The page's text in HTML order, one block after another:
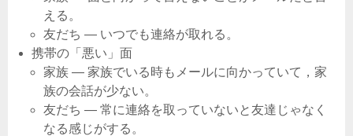
える。
友だち ― いつでも連絡が取れる。
携帯の「悪い」面
家族 ― 家族でいる時もメールに向かっていて，家
族の会話が少ない。
友だち ― 常に連絡を取っていないと友達じゃなく
なる感じがする。